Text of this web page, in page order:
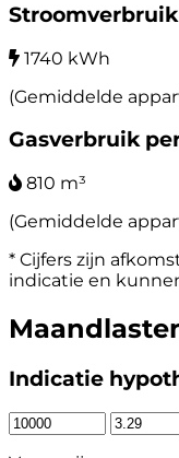
1740 kWh
(Gemiddelde
Gasverbruik
810 m³
(Gemiddelde
* Cijfers zijn
indicatie en
Indicatie